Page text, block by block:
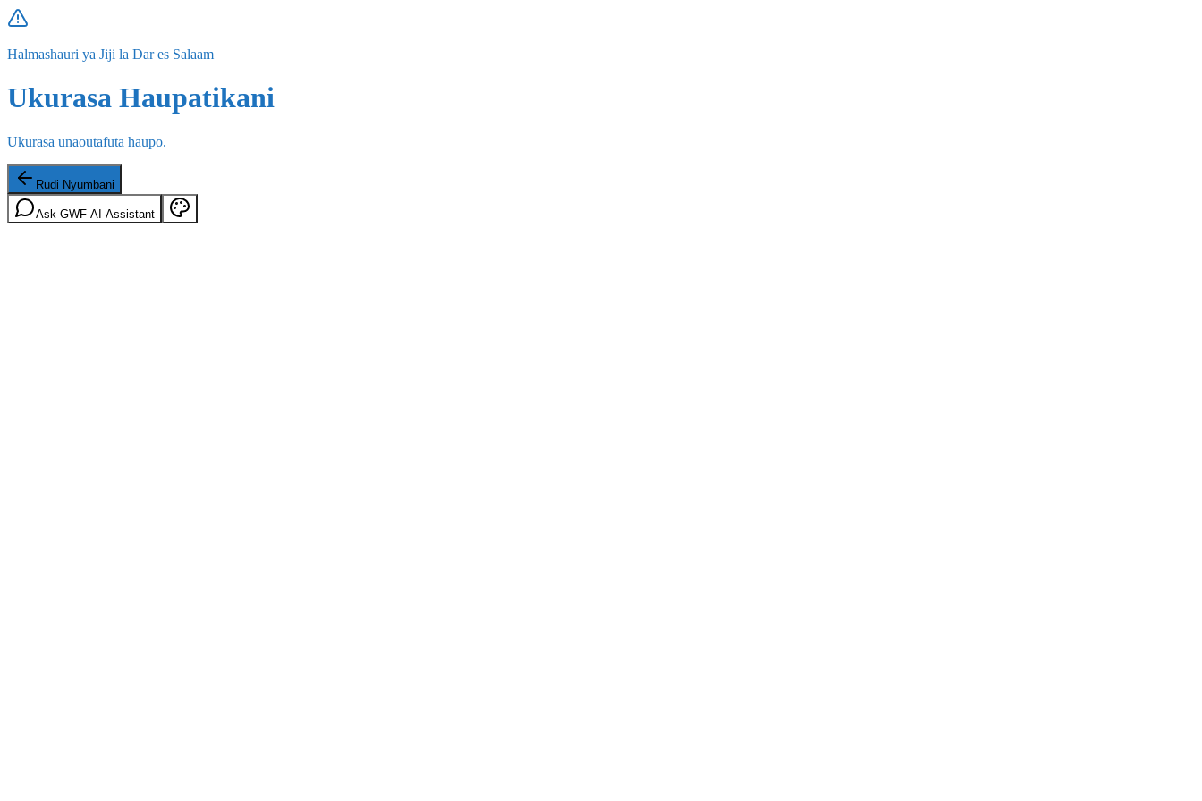
Halmashauri ya Jiji la Dar es Salaam
Ukurasa Haupatikani
Ukurasa unaoutafuta haupo.
Rudi Nyumbani
Ask GWF AI Assistant